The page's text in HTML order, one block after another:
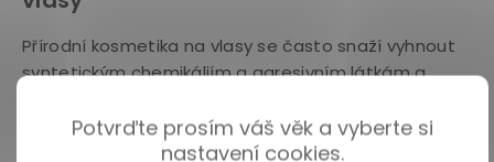
Potvrďte prosím váš věk a vyberte si
nastavení cookies.
Přírodní kosmetika na vlasy se často snaží vyhnout
syntetickým chemikáliím a agresivním látkám a
šetrné k vlasům a pokožce hlavy, např.: